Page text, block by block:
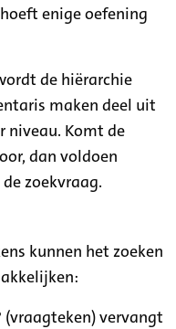
enige oefening
de hiërarchie
maken deel uit
niveau. Komt de
dan voldoen
zoekvraag.
kunnen het zoeken
(vraagteken) vervangt